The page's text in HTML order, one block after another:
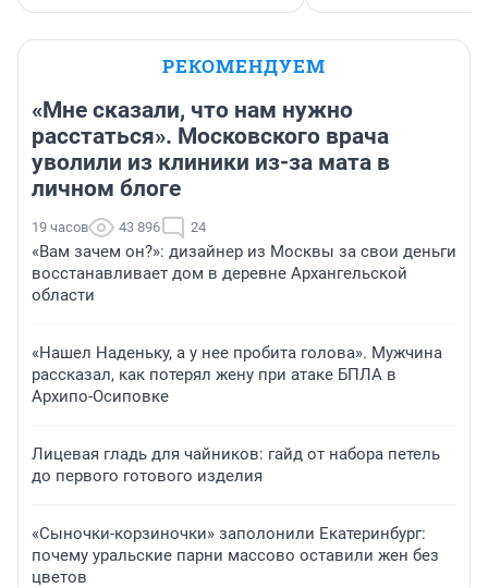
РЕКОМЕНДУЕМ
«Мне сказали, что нам нужно
расстаться». Московского врача
уволили из клиники из-за мата в
личном блоге
19 часов 43 896 24
«Вам зачем он?»: дизайнер из Москвы за свои деньги
восстанавливает дом в деревне Архангельской
области
«Нашел Наденьку, а у нее пробита голова». Мужчина
рассказал, как потерял жену при атаке БПЛА в
Архипо-Осиповке
Лицевая гладь для чайников: гайд от набора петель
до первого готового изделия
«Сыночки-корзиночки» заполонили Екатеринбург:
почему уральские парни массово оставили жен без
цветов